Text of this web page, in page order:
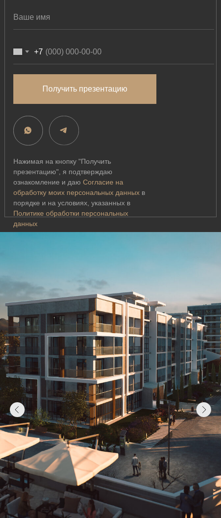
Нажимая на кнопку "Получить
презентацию", я подтверждаю
ознакомление и даю Согласие на
обработку моих персональных данныхв
порядке и на условиях, указанных в
Политике обработки персональных
данных
+7
Получить презентацию